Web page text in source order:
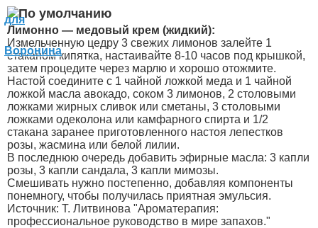
Лимонно — медовый крем (жидкий):
Измельченную цедру 3 свежих лимонов залейте 1
стаканом кипятка, настаивайте 8-10 часов под крышкой,
затем процедите через марлю и хорошо отожмите.
Настой соедините с 1 чайной ложкой меда и 1 чайной
ложкой масла авокадо, соком 3 лимонов, 2 столовыми
ложками жирных сливок или сметаны, 3 столовыми
ложками одеколона или камфарного спирта и 1/2
стакана заранее приготовленного настоя лепестков
розы, жасмина или белой лилии.
В последнюю очередь добавить эфирные масла: 3 капли
розы, 3 капли сандала, 3 капли мимозы.
Смешивать нужно постепенно, добавляя компоненты
понемногу, чтобы получилась приятная эмульсия.
Источник: Т. Литвинова "Ароматерапия:
профессиональное руководство в мире запахов."